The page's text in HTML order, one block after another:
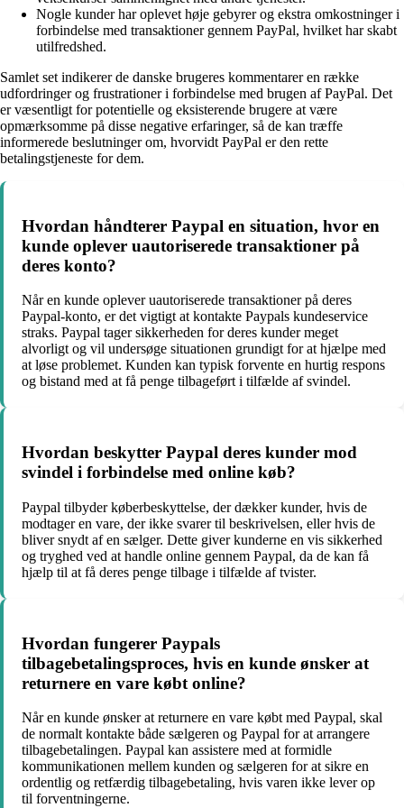
Nogle kunder har oplevet høje gebyrer og ekstra omkostninger i
forbindelse med transaktioner gennem PayPal, hvilket har skabt
utilfredshed.
Samlet set indikerer de danske brugeres kommentarer en række
udfordringer og frustrationer i forbindelse med brugen af PayPal. Det
er væsentligt for potentielle og eksisterende brugere at være
opmærksomme på disse negative erfaringer, så de kan træffe
informerede beslutninger om, hvorvidt PayPal er den rette
betalingstjeneste for dem.
Hvordan håndterer Paypal en situation, hvor en
kunde oplever uautoriserede transaktioner på
deres konto?
Når en kunde oplever uautoriserede transaktioner på deres
Paypal-konto, er det vigtigt at kontakte Paypals kundeservice
straks. Paypal tager sikkerheden for deres kunder meget
alvorligt og vil undersøge situationen grundigt for at hjælpe med
at løse problemet. Kunden kan typisk forvente en hurtig respons
og bistand med at få penge tilbageført i tilfælde af svindel.
Hvordan beskytter Paypal deres kunder mod
svindel i forbindelse med online køb?
Paypal tilbyder køberbeskyttelse, der dækker kunder, hvis de
modtager en vare, der ikke svarer til beskrivelsen, eller hvis de
bliver snydt af en sælger. Dette giver kunderne en vis sikkerhed
og tryghed ved at handle online gennem Paypal, da de kan få
hjælp til at få deres penge tilbage i tilfælde af tvister.
Hvordan fungerer Paypals
tilbagebetalingsproces, hvis en kunde ønsker at
returnere en vare købt online?
Når en kunde ønsker at returnere en vare købt med Paypal, skal
de normalt kontakte både sælgeren og Paypal for at arrangere
tilbagebetalingen. Paypal kan assistere med at formidle
kommunikationen mellem kunden og sælgeren for at sikre en
ordentlig og retfærdig tilbagebetaling, hvis varen ikke lever op
til forventningerne.